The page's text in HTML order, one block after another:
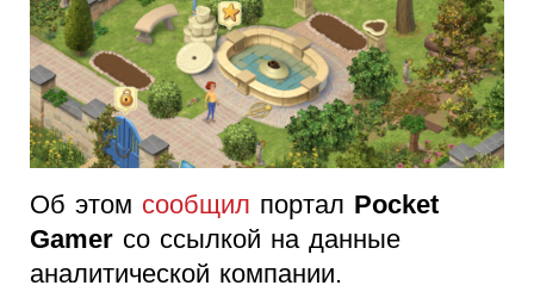
Об этом сообщил портал Pocket
Gamer со ссылкой на данные
аналитической компании.